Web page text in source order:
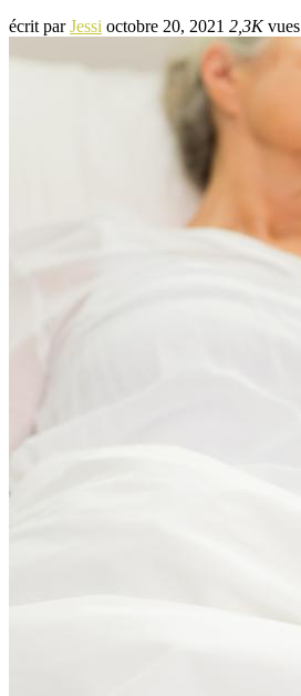
écrit parJessi octobre 20, 2021 2,3Kvues